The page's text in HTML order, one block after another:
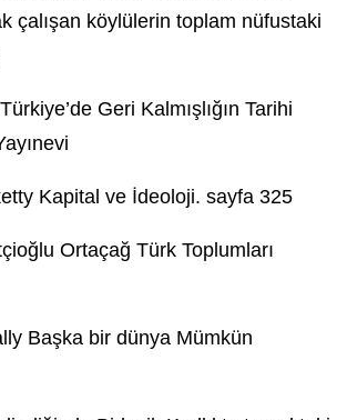
çalışan köylülerin toplam nüfustaki
Geri Kalmışlığın Tarihi
Kapital ve İdeoloji. sayfa 325
Ortaçağ Türk Toplumları
Başka bir dünya Mümkün